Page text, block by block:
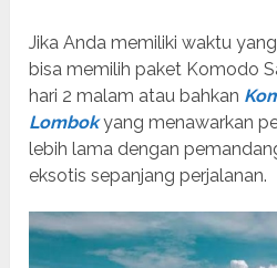
Jika Anda memiliki waktu
bisa memilih paket Komodo
hari 2 malam atau bahkan
Lombokyang menawarkan
lebih lama dengan
eksotis sepanjang perjalanan.